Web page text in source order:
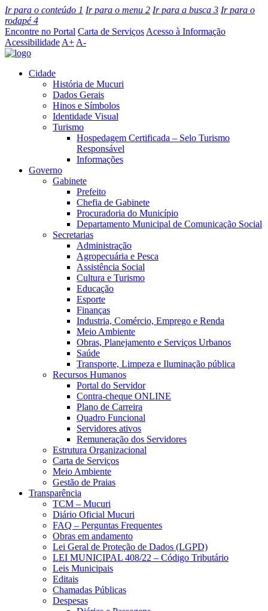
Ir para o conteúdo 1 Ir para o menu 2 Ir para a busca 3 Ir para o
rodapé4
Encontre no Portal Carta de Serviços Acesso à Informação
Acessibilidade A+ A-
Cidade
História de Mucuri
Dados Gerais
Hinos e Símbolos
Identidade Visual
Turismo
Hospedagem Certificada – Selo Turismo
Responsável
Informações
Governo
Gabinete
Prefeito
Chefia de Gabinete
Procuradoria do Município
Departamento Municipal de Comunicação Social
Secretarias
Administração
Agropecuária e Pesca
Assistência Social
Cultura e Turismo
Educação
Esporte
Finanças
Industria, Comércio, Emprego e Renda
Meio Ambiente
Obras, Planejamento e Serviços Urbanos
Saúde
Transporte, Limpeza e Iluminação pública
Recursos Humanos
Portal do Servidor
Contra-cheque ONLINE
Plano de Carreira
Quadro Funcional
Servidores ativos
Remuneração dos Servidores
Estrutura Organizacional
Carta de Serviços
Meio Ambiente
Gestão de Praias
Transparência
TCM – Mucuri
Diário Oficial Mucuri
FAQ – Perguntas Frequentes
Obras em andamento
Lei Geral de Proteção de Dados (LGPD)
LEI MUNICIPAL 408/22 – Código Tributário
Leis Municipais
Editais
Chamadas Públicas
Despesas